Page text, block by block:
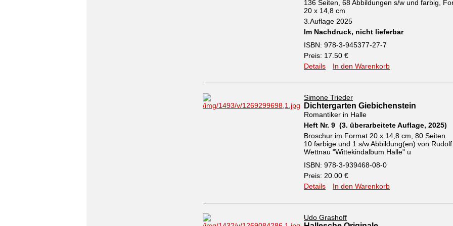
136 Seiten, 68 Abbildungen s/w und farbig,
20 x 14,8 cm
3.Auflage 2025
Im Nachdruck, nicht lieferbar
ISBN: 978-3-945377-27-7
Preis: 17.50 €
Details
In den Warenkorb
Simone Trieder
Dichtergarten Giebichenstein
Romantiker in Halle
Heft Nr. 9 (3. überarbeitete Auflage, 2025)
Broschur im Format 20 x 14,8 cm, 80 Seiten.
10 farbige und 1 s/w Abbildung(en) von Rudolf
Wettnau "Wittekindalbum Halle" u
ISBN: 978-3-939468-08-0
Preis: 20.00 €
Details
In den Warenkorb
Udo Grashoff